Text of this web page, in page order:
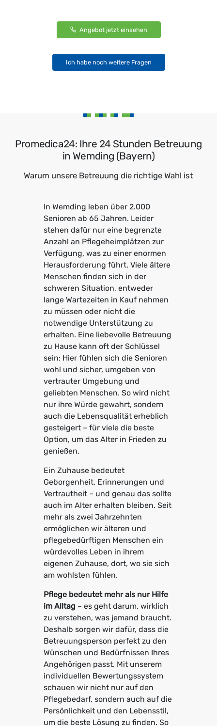
Angebot jetzt einsehen
Ich habe noch weitere Fragen
Promedica24: Ihre 24 Stunden Betreuung
in Wemding (Bayern)
Warum unsere Betreuung die richtige Wahl ist
In Wemding leben über 2.000
Senioren ab 65 Jahren. Leider
stehen dafür nur eine begrenzte
Anzahl an Pflegeheimplätzen zur
Verfügung, was zu einer enormen
Herausforderung führt. Viele ältere
Menschen finden sich in der
schweren Situation, entweder
lange Wartezeiten in Kauf nehmen
zu müssen oder nicht die
notwendige Unterstützung zu
erhalten. Eine liebevolle Betreuung
zu Hause kann oft der Schlüssel
sein: Hier fühlen sich die Senioren
wohl und sicher, umgeben von
vertrauter Umgebung und
geliebten Menschen. So wird nicht
nur ihre Würde gewahrt, sondern
auch die Lebensqualität erheblich
gesteigert – für viele die beste
Option, um das Alter in Frieden zu
genießen.
Ein Zuhause bedeutet
Geborgenheit, Erinnerungen und
Vertrautheit – und genau das sollte
auch im Alter erhalten bleiben. Seit
mehr als zwei Jahrzehnten
ermöglichen wir älteren und
pflegebedürftigen Menschen ein
würdevolles Leben in ihrem
eigenen Zuhause, dort, wo sie sich
am wohlsten fühlen.
Pflege bedeutet mehr als nur Hilfe
im Alltag – es geht darum, wirklich
zu verstehen, was jemand braucht.
Deshalb sorgen wir dafür, dass die
Betreuungsperson perfekt zu den
Wünschen und Bedürfnissen Ihres
Angehörigen passt. Mit unserem
individuellen Bewertungssystem
schauen wir nicht nur auf den
Pflegebedarf, sondern auch auf die
Persönlichkeit und den Lebensstil,
um die beste Lösung zu finden. So